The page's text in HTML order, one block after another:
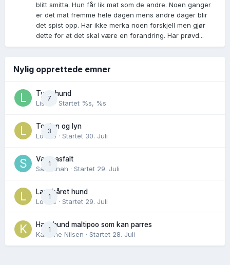
blitt smitta. Hun får lik mat som de andre. Noen ganger
er det mat fremme hele dagen mens andre dager blir
det spist opp. Har ikke merka noen forskjell men gjør
dette for at det skal være en forandring. Har prøvd...
Nylig opprettede emner
7
Tynn hund
Lisen
· Startet %s, %s
3
Torden og lyn
Lovise · Startet 30. Juli
1
Varm asfalt
Savannah · Startet 29. Juli
1
Langhåret hund
Lovise · Startet 29. Juli
1
Hannhund maltipoo som kan parres
Karoline Nilsen · Startet 28. Juli